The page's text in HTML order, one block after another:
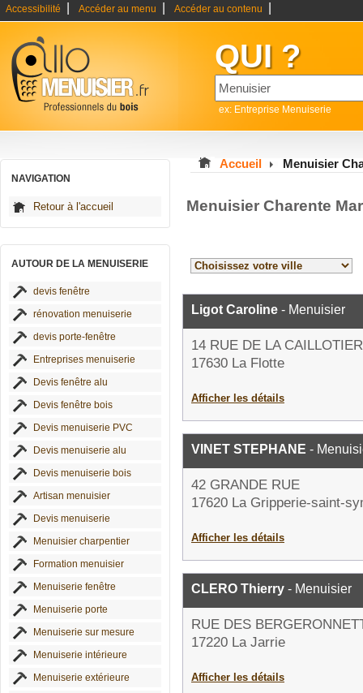
Accessibilité Accéder au menu Accéder au contenu
QUI ?
ex: Entreprise Menuiserie
NAVIGATION
Retour à l'accueil
AUTOUR DE LA MENUISERIE
devis fenêtre
rénovation menuiserie
devis porte-fenêtre
Entreprises menuiserie
Devis fenêtre alu
Devis fenêtre bois
Devis menuiserie PVC
Devis menuiserie alu
Devis menuiserie bois
Artisan menuisier
Devis menuiserie
Menuisier charpentier
Formation menuisier
Menuiserie fenêtre
Menuiserie porte
Menuiserie sur mesure
Menuiserie intérieure
Menuiserie extérieure
Accueil Menuisier
Menuisier Charente
Ligot Caroline - Menuisier
14 RUE DE LA
17630 La Flotte
Afficher les détails
VINET STEPHANE -
42 GRANDE RUE
17620 La Gripperie-saint-
Afficher les détails
CLERO Thierry - Menuisier
RUE DES
17220 La Jarrie
Afficher les détails